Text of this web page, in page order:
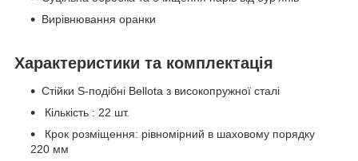
Вирівнювання оранки
Характеристики та комплектація
Стійки S-подібні Bellota з високопружної сталі
Кількість : 22 шт.
Крок розміщення: рівномірний в шаховому порядку
220 мм